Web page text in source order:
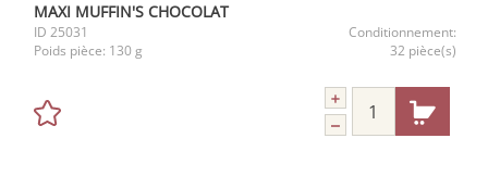
MAXI MUFFIN'S CHOCOLAT
ID 25031
Conditionnement:
Poids pièce: 130 g 32 pièce(s)